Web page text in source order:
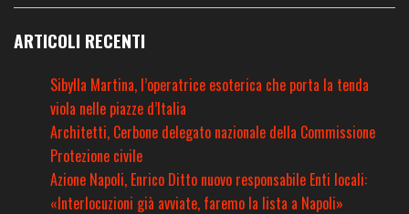
ARTICOLI RECENTI
Sibylla Martina, l’operatrice esoterica che porta la tenda
viola nelle piazze d’Italia
Architetti, Cerbone delegato nazionale della Commissione
Protezione civile
Azione Napoli, Enrico Ditto nuovo responsabile Enti locali:
«Interlocuzioni già avviate, faremo la lista a Napoli»